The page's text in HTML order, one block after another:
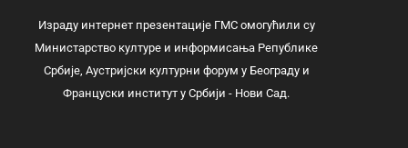
Израду интернет презентације ГМС омогућили су
Министарство културе и информисања Републике
Србије, Аустријски културни форум у Београду и
Француски институт у Србији - Нови Сад.